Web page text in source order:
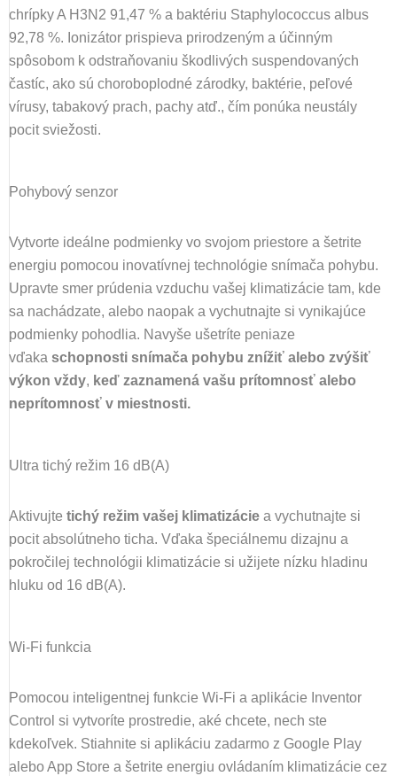
chrípky A H3N2 91,47 % a baktériu Staphylococcus albus
92,78 %. Ionizátor prispieva prirodzeným a účinným
spôsobom k odstraňovaniu škodlivých suspendovaných
častíc, ako sú choroboplodné zárodky, baktérie, peľové
vírusy, tabakový prach, pachy atď., čím ponúka neustály
pocit sviežosti.
Pohybový senzor
Vytvorte ideálne podmienky vo svojom priestore a šetrite
energiu pomocou inovatívnej technológie snímača pohybu.
Upravte smer prúdenia vzduchu vašej klimatizácie tam, kde
sa nachádzate, alebo naopak a vychutnajte si vynikajúce
podmienky pohodlia. Navyše ušetríte peniaze
vďaka schopnosti snímača pohybu znížiť alebo zvýšiť
výkon vždy, keď zaznamená vašu prítomnosť alebo
neprítomnosť v miestnosti.
Ultra tichý režim 16 dB(A)
Aktivujte tichý režim vašej klimatizácie a vychutnajte si
pocit absolútneho ticha. Vďaka špeciálnemu dizajnu a
pokročilej technológii klimatizácie si užijete nízku hladinu
hluku od 16 dB(A).
Wi-Fi funkcia
Pomocou inteligentnej funkcie Wi-Fi a aplikácie Inventor
Control si vytvoríte prostredie, aké chcete, nech ste
kdekoľvek. Stiahnite si aplikáciu zadarmo z Google Play
alebo App Store a šetrite energiu ovládaním klimatizácie cez